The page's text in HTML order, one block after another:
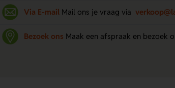
Via E-mail Mail ons je vraag via
Bezoek ons Maak een afspraak en bezoek